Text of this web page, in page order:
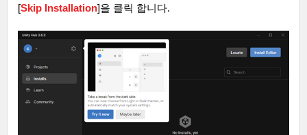
[Skip Installation]을 클릭 합니다.